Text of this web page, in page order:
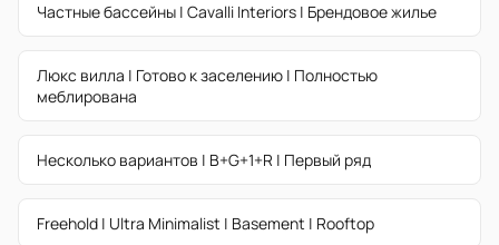
Частные бассейны | Cavalli Interiors | Брендовое жилье
Люкс вилла | Готово к заселению | Полностью
меблирована
Несколько вариантов | B+G+1+R | Первый ряд
Freehold | Ultra Minimalist | Basement | Rooftop